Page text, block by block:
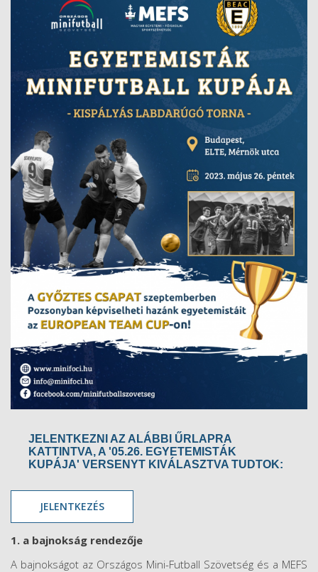
JELENTKEZNI AZ ALÁBBI ŰRLAPRA
KATTINTVA, A '05.26. EGYETEMISTÁK
KUPÁJA' VERSENYT KIVÁLASZTVA TUDTOK:
JELENTKEZÉS
1. a bajnokság rendezője
A bajnokságot az Országos Mini-Futball Szövetség és a MEFS